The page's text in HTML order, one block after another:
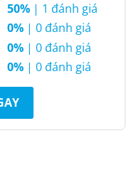
50% | 1 đánh giá
0% | 0 đánh giá
0% | 0 đánh giá
0% | 0 đánh giá